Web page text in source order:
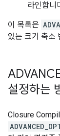
라인합니
이 목록은
있는 크기 축소
설정하는
Closure